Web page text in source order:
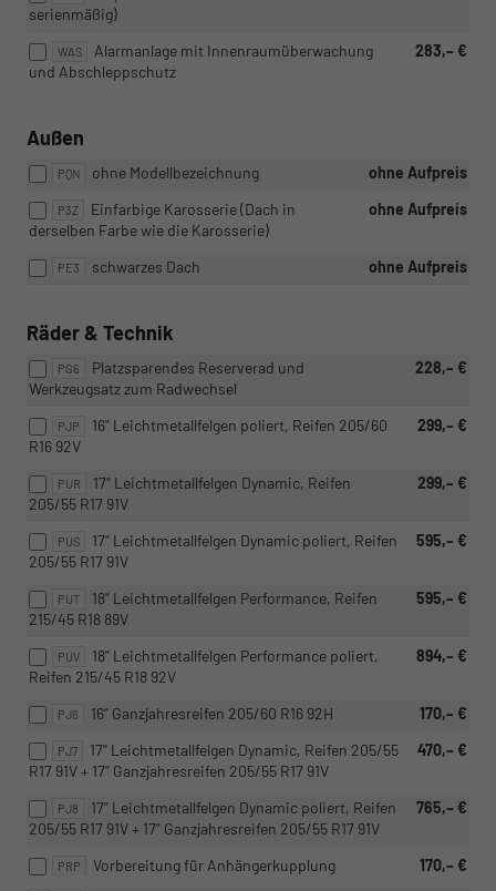
serienmäßig)
WAS 283,– €
Alarmanlage mit Innenraumüberwachung
und Abschleppschutz
Außen
PQN ohne Aufpreis
ohne Modellbezeichnung
P3Z ohne Aufpreis
Einfarbige Karosserie (Dach in
derselben Farbe wie die Karosserie)
PE3 ohne Aufpreis
schwarzes Dach
Räder & Technik
PG6 228,– €
Platzsparendes Reserverad und
Werkzeugsatz zum Radwechsel
PJP 299,– €
16" Leichtmetallfelgen poliert, Reifen 205/60
R16 92V
PUR 299,– €
17" Leichtmetallfelgen Dynamic, Reifen
205/55 R17 91V
PUS 595,– €
17" Leichtmetallfelgen Dynamic poliert, Reifen
205/55 R17 91V
PUT 595,– €
18" Leichtmetallfelgen Performance, Reifen
215/45 R18 89V
PUV 894,– €
18" Leichtmetallfelgen Performance poliert,
Reifen 215/45 R18 92V
PJ6 170,– €
16" Ganzjahresreifen 205/60 R16 92H
PJ7 470,– €
17" Leichtmetallfelgen Dynamic, Reifen 205/55
R17 91V + 17" Ganzjahresreifen 205/55 R17 91V
PJ8 765,– €
17" Leichtmetallfelgen Dynamic poliert, Reifen
205/55 R17 91V + 17" Ganzjahresreifen 205/55 R17 91V
PRP 170,– €
Vorbereitung für Anhängerkupplung